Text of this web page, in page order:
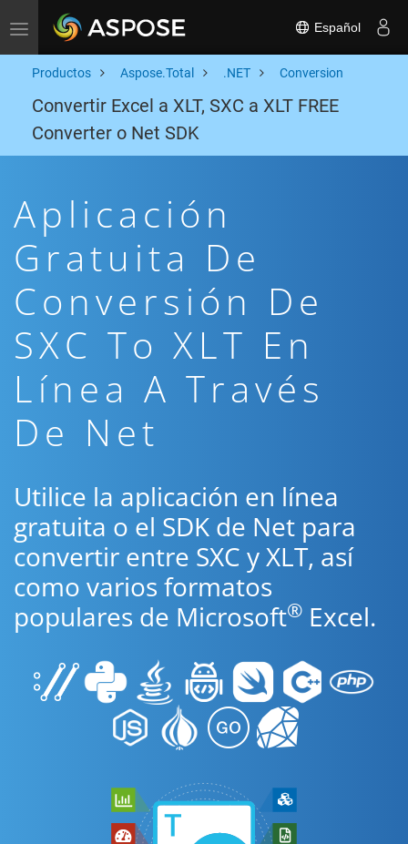
Toggle navigation Español
Productos Aspose.Total .NET Conversion
Convertir Excel a XLT, SXC a XLT FREE
Converter o Net SDK
Aplicación
Gratuita De
Conversión De
SXC To XLT En
Línea A Través
De Net
Utilice la aplicación en línea
gratuita o el SDK de Net para
convertir entre SXC y XLT, así
como varios formatos
populares de Microsoft® Excel.